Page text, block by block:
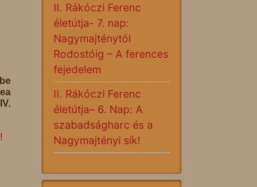
II. Rákóczi Ferenc
életútja- 7. nap:
Nagymajténytól
Rodostóig – A ferences
fejedelem
II. Rákóczi Ferenc
életútja– 6. Nap: A
szabadságharc és a
Nagymajtényi sík!